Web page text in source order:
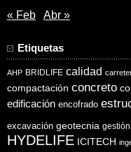
« Feb Abr »
Etiquetas
AHP BRIDLIFE calidad
compactación concreto
edificación encofrado
excavación geotecnia gestión
HYDELIFE ICITECH